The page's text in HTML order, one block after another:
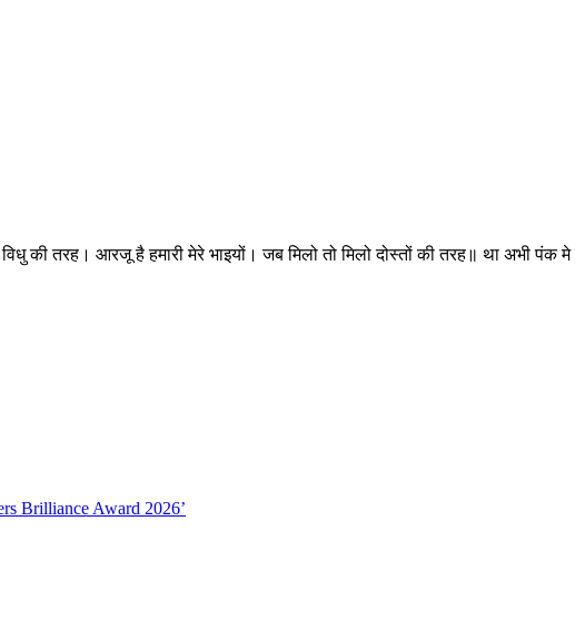
की तरह। आरजू है हमारी मेरे भाइयों। जब मिलो तो मिलो दोस्तों की तरह॥ था अभी
Brilliance Award 2026’